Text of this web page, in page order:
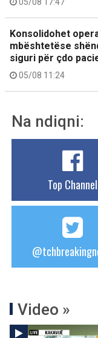
Konsolidohet
mbështetëse
siguri për çdo
05/08 11:24
Na ndiqni:
Top Channel
Video »